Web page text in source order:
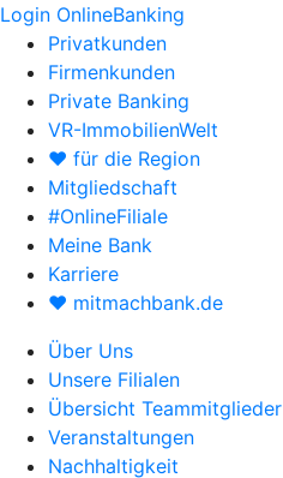
Login OnlineBanking
Privatkunden
Firmenkunden
Private Banking
VR-ImmobilienWelt
♥ für die Region
Mitgliedschaft
#OnlineFiliale
Meine Bank
Karriere
♥ mitmachbank.de
Über Uns
Unsere Filialen
Übersicht Teammitglieder
Veranstaltungen
Nachhaltigkeit